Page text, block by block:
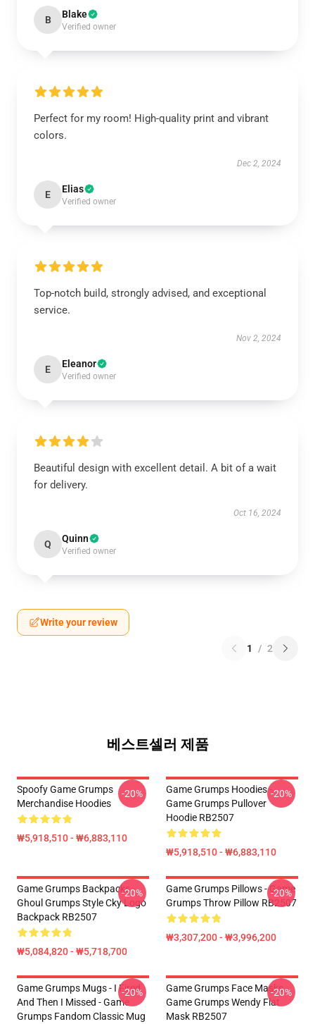
B Blake
Verified owner
Perfect for my room! High-quality print and vibrant
colors.
Dec 2, 2024
E Elias
Verified owner
Top-notch build, strongly advised, and exceptional
service.
Nov 2, 2024
E Eleanor
Verified owner
Beautiful design with excellent detail. A bit of a wait
for delivery.
Oct 16, 2024
Q Quinn
Verified owner
Write your review
1 / 2
베스트셀러 제품
Spoofy Game Grumps
Merchandise Hoodies
₩5,918,510 - ₩6,883,110
-20%
Game Grumps Hoodies -
Game Grumps Pullover
Hoodie RB2507
₩5,918,510 - ₩6,883,110
-20%
Game Grumps Backpacks -
Ghoul Grumps Style Cky Logo
Backpack RB2507
₩5,084,820 - ₩5,718,700
-20%
Game Grumps Pillows - Game
Grumps Throw Pillow RB2507
₩3,307,200 - ₩3,996,200
-20%
Game Grumps Mugs - I Fired
And Then I Missed - Game
Grumps Fandom Classic Mug
-20%
Game Grumps Face Masks -
Game Grumps Wendy Flat
Mask RB2507
-20%